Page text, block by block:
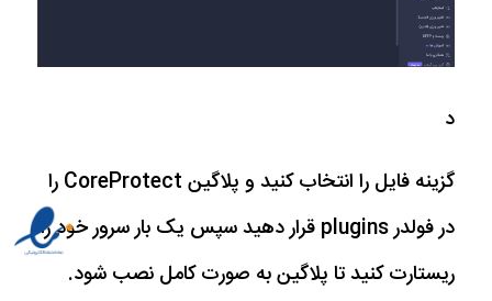
د
گزینه فایل را انتخاب کنید و پلاگین CoreProtect را
در فولدر plugins قرار دهید سپس یک بار سرور خود را
ریستارت کنید تا پلاگین به صورت کامل نصب شود.